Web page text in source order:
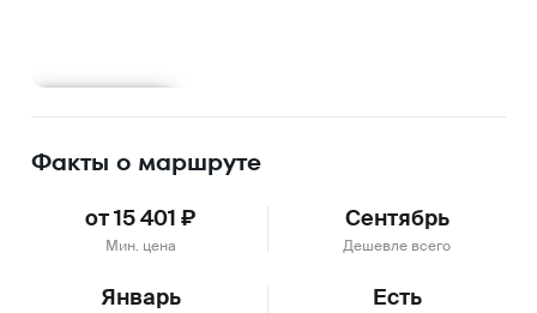
Факты о маршруте
от 15 401 ₽
Мин. цена
Сентябрь
Дешевле всего
Январь Есть